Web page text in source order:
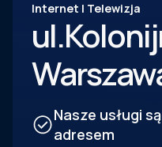
Internet | Telewizja
ul.
Nasze usługi
adresem